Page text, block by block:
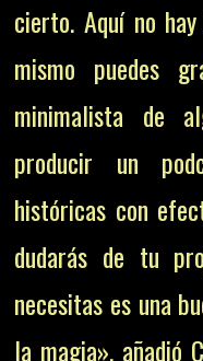
cierto. Aquí no
mismo puedes
minimalista de
producir un
históricas con
dudarás de tu
necesitas es una
la magia», añadió